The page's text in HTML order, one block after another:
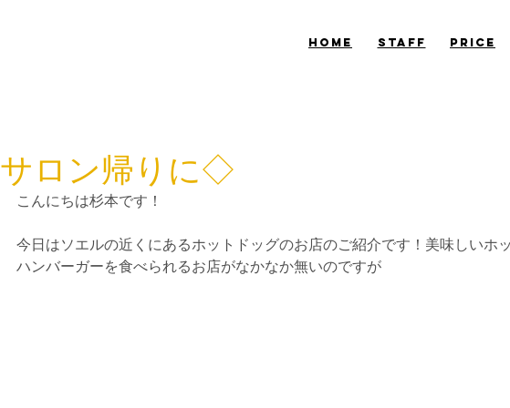
​HOME ​STAFF ​PRICE
サロン帰りに◇
こんにちは杉本です！
今日はソエルの近くにあるホットドッグのお店のご紹介です！美味しいホ
ハンバーガーを食べられるお店がなかなか無いのですが